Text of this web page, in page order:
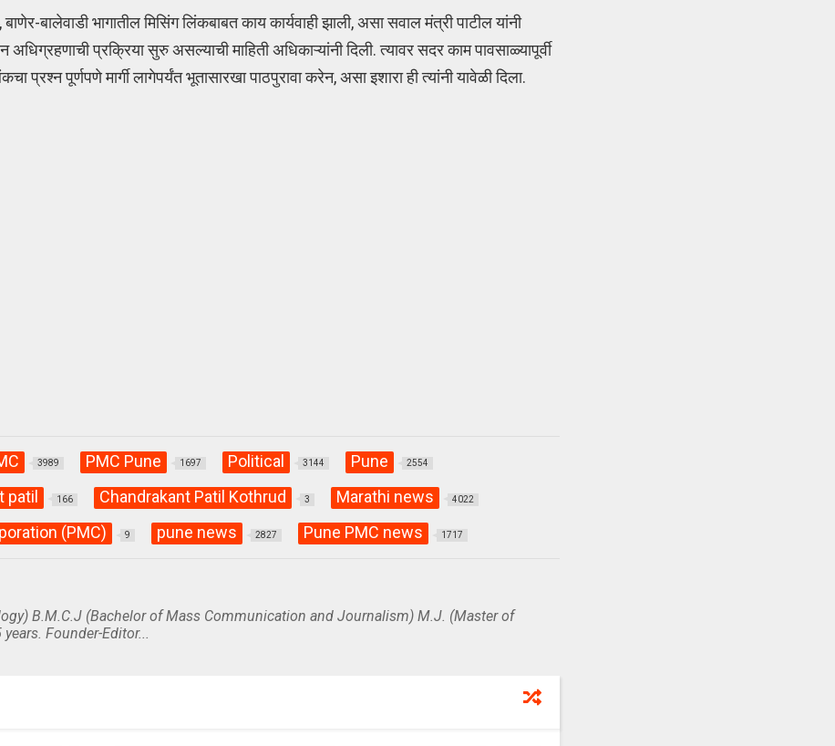
बालेवाडी भागातील मिसिंग लिंकबाबत काय कार्यवाही झाली, असा सवाल मंत्री पाटील यांनी
प्रक्रिया सुरु असल्याची माहिती अधिकाऱ्यांनी दिली. त्यावर सदर काम पावसाळ्यापूर्वी
पूर्णपणे मार्गी लागेपर्यंत भूतासारखा पाठपुरावा करेन, असा इशारा ही त्यांनी यावेळी दिला.
3989 PMC Pune 1697 Political 3144 Pune 2554
patil 166 Chandrakant Patil Kothrud 3 Marathi news 4022
(PMC) 9 pune news 2827 Pune PMC news 1717
B.M.C.J (Bachelor of Mass Communication and Journalism) M.J. (Master of
Founder-Editor...